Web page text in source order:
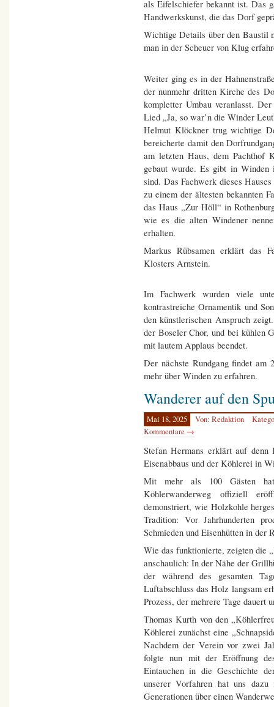
als Eifelschiefer bekannt ist. Das
Handwerkskunst, die das Dorf
Wichtige Details über den Baustil
man in der Scheuer von Klug
Weiter ging es in der
der nunmehr dritten Kirche des
kompletter Umbau veranlasst.
Lied „Ja, so war’n die Winder
Helmut Klöckner trug wichtige
bereicherte damit den
am letzten Haus, dem Pachthof
gebaut wurde. Es gibt in Winden
sind. Das Fachwerk dieses
zu einem der ältesten bekannten
das Haus „Zur Höll“ in
wie es die alten Windener
erhalten.
Markus Rübsamen erklärt das
Klosters Arnstein.
Im Fachwerk wurden viele
kontrastreiche Ornamentik und
den künstlerischen Anspruch
der Boseler Chor, und bei kühlen
mit lautem Applaus beendet.
Der nächste Rundgang findet am
mehr über Winden zu erfahren.
Wanderer auf den
Mai 18, 2025 Von: Redaktion
Kommentare →
Stefan Hermans erklärt auf denn
Eisenabbaus und der Köhlerei in
Mit mehr als 100 Gästen
Köhlerwanderweg offiziell
demonstriert, wie Holzkohle
Tradition: Vor Jahrhunderten
Schmieden und Eisenhütten in der
Wie das funktionierte, zeigten die
anschaulich: In der Nähe der
der während des gesamten
Luftabschluss das Holz langsam
Prozess, der mehrere Tage dauert
Thomas Kurth von den
Köhlerei zunächst eine
Nachdem der Verein vor zwei
folgte nun mit der Eröffnung
Eintauchen in die Geschichte
unserer Vorfahren hat uns dazu
Generationen über einen